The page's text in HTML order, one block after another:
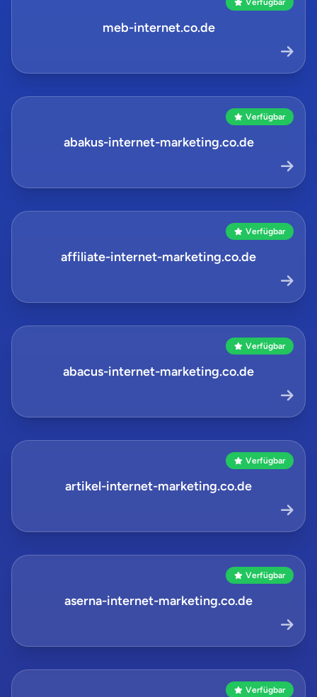
Verfügbar
meb-internet.co.de
Verfügbar
abakus-internet-marketing.co.de
Verfügbar
affiliate-internet-marketing.co.de
Verfügbar
abacus-internet-marketing.co.de
Verfügbar
artikel-internet-marketing.co.de
Verfügbar
aserna-internet-marketing.co.de
Verfügbar